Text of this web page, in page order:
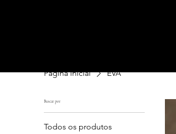
Página inicial EVA
Buscar por
Todos os produtos